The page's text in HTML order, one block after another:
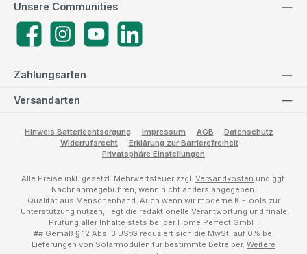
Zahlungsarten
Versandarten
Unsere Communities
FacebookInstagramYouTube
Hinweis Batterieentsorgung Impressum AGB
Datenschutz
Widerrufsrecht
Erklärung zur Barrierefreiheit
Privatsphäre Einstellungen
Alle Preise inkl. gesetzl. Mehrwertsteuer zzgl. Versandkosten und ggf.
Nachnahmegebühren, wenn nicht anders angegeben.
Qualität aus Menschenhand: Auch wenn wir moderne KI-Tools zur
Unterstützung nutzen, liegt die redaktionelle Verantwortung und finale
Prüfung aller Inhalte stets bei der Home Perfect GmbH.
## Gemäß § 12 Abs. 3 UStG reduziert sich die MwSt. auf 0% bei
Lieferungen von Solarmodulen für bestimmte Betreiber. Weitere